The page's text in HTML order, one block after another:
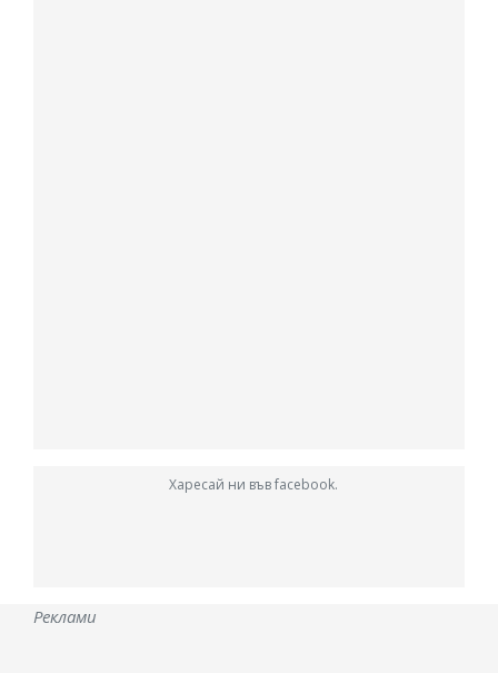
Харесай ни във facebook.
Реклами